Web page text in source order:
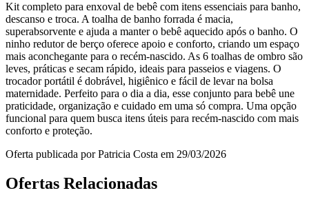
Kit completo para enxoval de bebê com itens essenciais para banho,
descanso e troca. A toalha de banho forrada é macia,
superabsorvente e ajuda a manter o bebê aquecido após o banho. O
ninho redutor de berço oferece apoio e conforto, criando um espaço
mais aconchegante para o recém-nascido. As 6 toalhas de ombro são
leves, práticas e secam rápido, ideais para passeios e viagens. O
trocador portátil é dobrável, higiênico e fácil de levar na bolsa
maternidade. Perfeito para o dia a dia, esse conjunto para bebê une
praticidade, organização e cuidado em uma só compra. Uma opção
funcional para quem busca itens úteis para recém-nascido com mais
conforto e proteção.
Oferta publicada por Patricia Costa em 29/03/2026
Ofertas Relacionadas